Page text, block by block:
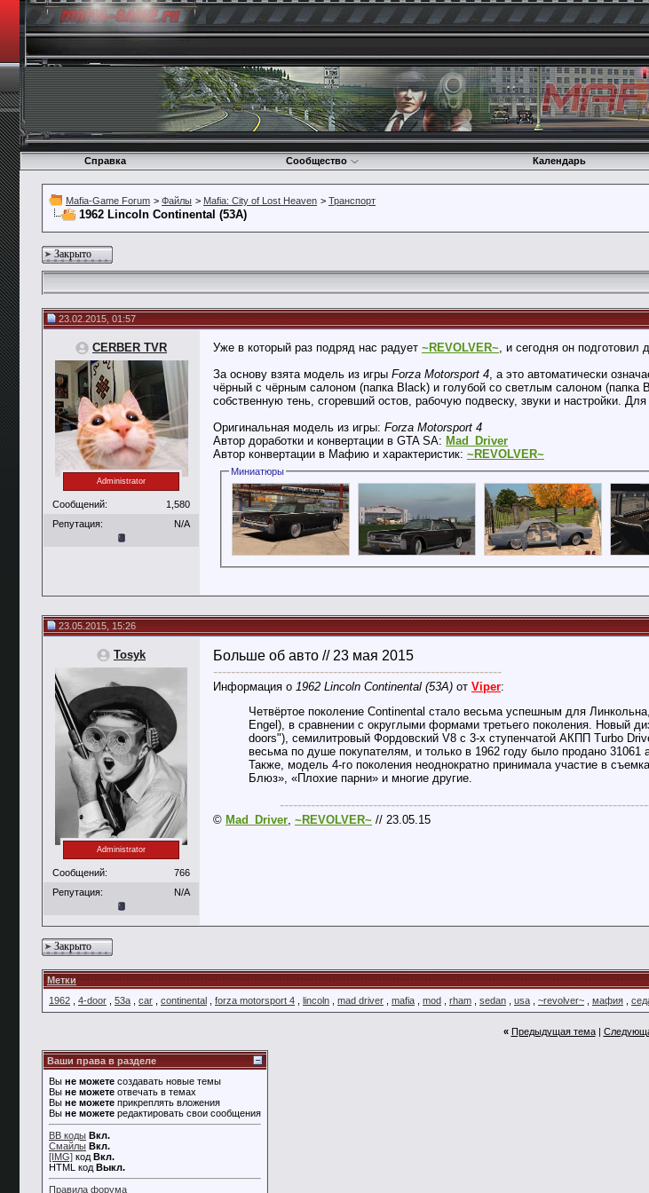
Справка Сообщество Календарь
Mafia-Game Forum > Файлы > Mafia: City of Lost Heaven > Транспорт
1962 Lincoln Continental (53А)
Закрыто
23.02.2015, 01:57
CERBER TVR
Administrator
Сообщений:
1,580
Репутация:
N/A
Уже в который раз подряд нас радует ~REVOLVER~, и сегодня он
За основу взята модель из игры Forza Motorsport 4, а это автоматически
чёрный с чёрным салоном (папка Black) и голубой со светлым салоном
собственную тень, сгоревший остов, рабочую подвеску, звуки и настройки.
Оригинальная модель из игры: Forza Motorsport 4
Автор доработки и конвертации в GTA SA: Mad_Driver
Автор конвертации в Мафию и характеристик: ~REVOLVER~
Миниатюры
23.05.2015, 15:26
Tosyk
Administrator
Сообщений:
766
Репутация:
N/A
Больше об авто // 23 мая 2015
-----------------------------------------------------------------
Информация о 1962 Lincoln Continental (53А) от Viper:
Четвёртое поколение Continental стало весьма успешным для
Engel), в сравнении с округлыми формами третьего поколения. Новый
doors"), семилитровый Фордовский V8 с 3-х ступенчатой АКПП Turbo
весьма по душе покупателям, и только в 1962 году было продано 31061
Также, модель 4-го поколения неоднократно принимала участие в
Блюз», «Плохие парни» и многие другие.
© Mad_Driver ~REVOLVER~ // 23.05.15
Закрыто
Метки
1962
4-door 53а car continental forza motorsport 4 lincoln mad driver mafia mod rham sedan usa ~revolver~ мафия
« Предыдущая тема|
Ваши права в разделе
Вы не можете создавать новые темы
Вы не можете отвечать в темах
Вы не можете прикреплять вложения
Вы не можете редактировать свои сообщения
BB коды Вкл.
Смайлы Вкл.
[IMG] код Вкл.
HTML код Выкл.
Правила форума